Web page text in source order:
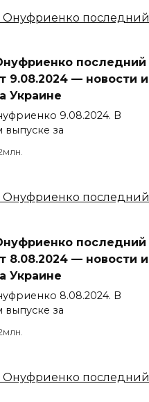
последний
9.08.2024 — новости и
Украине
9.08.2024. В
выпуске за
последний
8.08.2024 — новости и
Украине
8.08.2024. В
выпуске за